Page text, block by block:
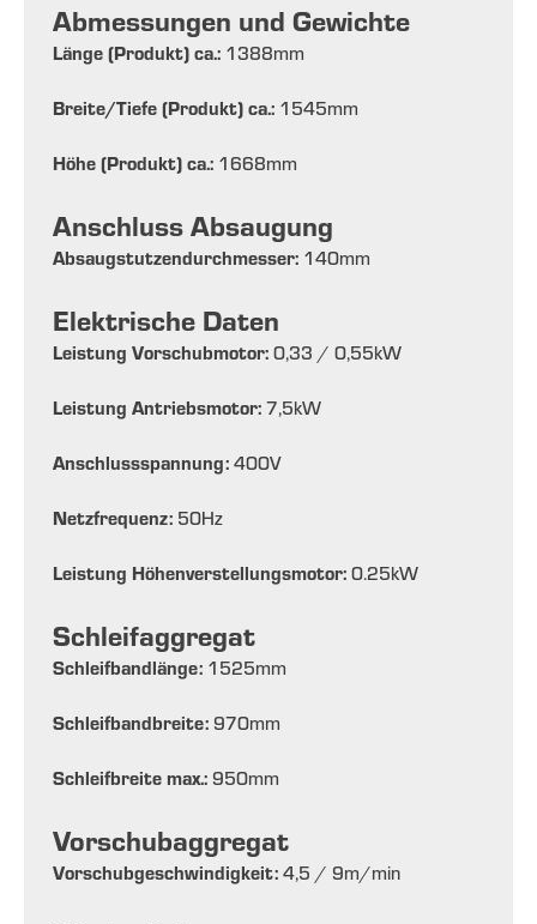
Abmessungen und Gewichte
Länge (Produkt) ca.: 1388mm
Breite/Tiefe (Produkt) ca.: 1545mm
Höhe (Produkt) ca.: 1668mm
Anschluss Absaugung
Absaugstutzendurchmesser: 140mm
Elektrische Daten
Leistung Vorschubmotor: 0,33 / 0,55kW
Leistung Antriebsmotor: 7,5kW
Anschlussspannung: 400V
Netzfrequenz: 50Hz
Leistung Höhenverstellungsmotor: 0.25kW
Schleifaggregat
Schleifbandlänge: 1525mm
Schleifbandbreite: 970mm
Schleifbreite max.: 950mm
Vorschubaggregat
Vorschubgeschwindigkeit: 4,5 / 9m/min